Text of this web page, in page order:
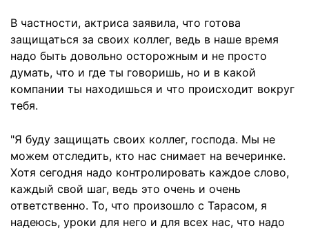
В частности, актриса заявила, что готова
защищаться за своих коллег, ведь в наше время
надо быть довольно осторожным и не просто
думать, что и где ты говоришь, но и в какой
компании ты находишься и что происходит вокруг
тебя.
"Я буду защищать своих коллег, господа. Мы не
можем отследить, кто нас снимает на вечеринке.
Хотя сегодня надо контролировать каждое слово,
каждый свой шаг, ведь это очень и очень
ответственно. То, что произошло с Тарасом, я
надеюсь, уроки для него и для всех нас, что надо